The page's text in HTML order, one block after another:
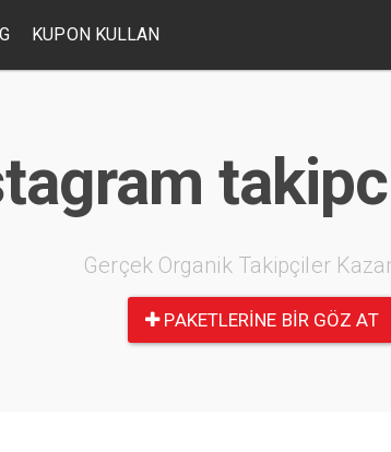
KUPON KULLAN
Gerçek Organik Takipçiler
PAKETLERINE BIR GÖZ AT